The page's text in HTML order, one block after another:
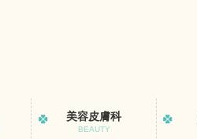
美容皮膚科
BEAUTY